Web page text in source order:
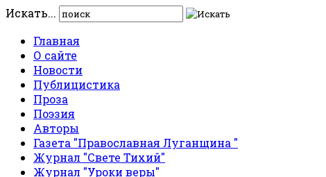
Искать...
Главная
О сайте
Новости
Публицистика
Проза
Поэзия
Авторы
Газета "Православная Луганщина "
Журнал "Свете Тихий"
Журнал "Уроки веры"